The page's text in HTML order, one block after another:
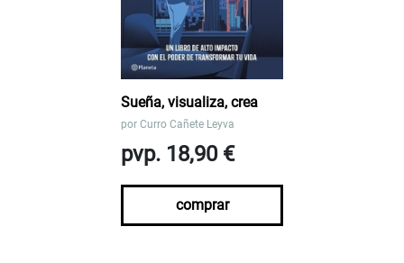
Sueña, visualiza, crea
por Curro Cañete Leyva
pvp. 18,90 €
comprar